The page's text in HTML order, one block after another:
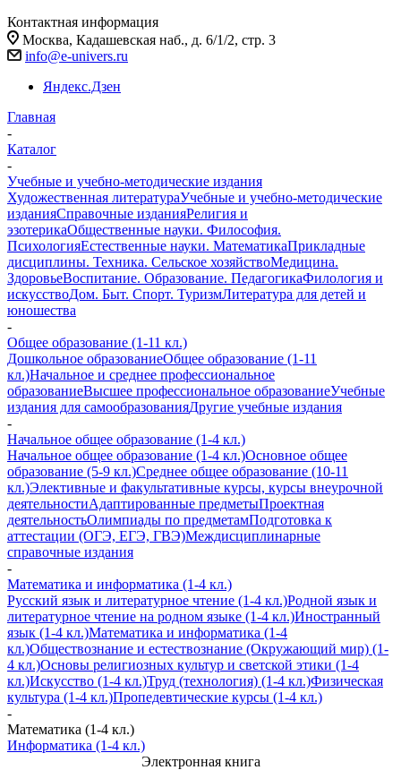
Контактная информация
Москва, Кадашевская наб., д. 6/1/2, стр. 3
info@e-univers.ru
Яндекс.Дзен
Главная
-
Каталог
-
Учебные и учебно-методические издания
Художественная литератураУчебные и учебно-методические
изданияСправочные изданияРелигия и
эзотерикаОбщественные науки. Философия.
ПсихологияЕстественные науки. МатематикаПрикладные
дисциплины. Техника. Сельское хозяйствоМедицина.
ЗдоровьеВоспитание. Образование. ПедагогикаФилология и
искусствоДом. Быт. Спорт. ТуризмЛитература для детей и
юношества
-
Общее образование (1-11 кл.)
Дошкольное образованиеОбщее образование (1-11
кл.)Начальное и среднее профессиональное
образованиеВысшее профессиональное образованиеУчебные
издания для самообразованияДругие учебные издания
-
Начальное общее образование (1-4 кл.)
Начальное общее образование (1-4 кл.)Основное общее
образование (5-9 кл.)Среднее общее образование (10-11
кл.)Элективные и факультативные курсы, курсы внеурочной
деятельностиАдаптированные предметыПроектная
деятельностьОлимпиады по предметамПодготовка к
аттестации (ОГЭ, ЕГЭ, ГВЭ)Междисциплинарные
справочные издания
-
Математика и информатика (1-4 кл.)
Русский язык и литературное чтение (1-4 кл.)Родной язык и
литературное чтение на родном языке (1-4 кл.)Иностранный
язык (1-4 кл.)Математика и информатика (1-4
кл.)Обществознание и естествознание (Окружающий мир) (1-
4 кл.)Основы религиозных культур и светской этики (1-4
кл.)Искусство (1-4 кл.)Труд (технология) (1-4 кл.)Физическая
культура (1-4 кл.)Пропедевтические курсы (1-4 кл.)
-
Математика (1-4 кл.)
Информатика (1-4 кл.)
Электронная книга